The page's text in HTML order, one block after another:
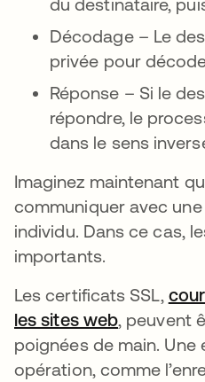
Décodage – Le
privée pour
Réponse – Si le
répondre, le
dans le sens
Imaginez maintenant
communiquer avec
individu. Dans ce cas,
importants.
Les certificats SSL,
les sites webs’ouvre
, peuvent
poignées de main. Une
opération, comme